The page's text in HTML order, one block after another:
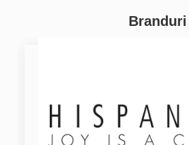
Branduri